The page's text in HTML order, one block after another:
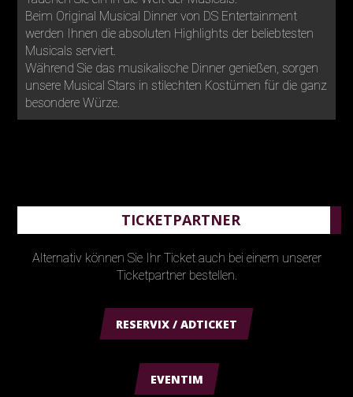
Beim Original Musical Dinner von DS Entertainment
werden Ihnen die absoluten Highlights der beliebtesten
Musicals serviert.
Während Sie das musikalische Dinner genießen, sorgen
unsere Musical Stars in stilechten Kostümen für die ganz
besondere Würze.
TICKETPARTNER
Alternativ können Sie Ihr Ticket auch bei einem unserer
Ticketpartner bestellen.
RESERVIX / ADTICKET
EVENTIM